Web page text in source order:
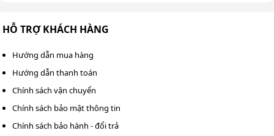
cầm tay Garrett MD-200 đảm bảo hiệu quả và bền bỉ.
cất trong hộp đựng chuyên dụng hoặc tủ chống ẩm
để tăng độ bền.
Khi không sử dụng trong thời gian dài, nên tháo pin
ra khỏi máy nhằm tránh tình trạng pin bị rò rỉ hoặc
chảy nước.
HỖ TRỢ KHÁCH HÀNG
Hướng dẫn mua hàng
Hướng dẫn thanh toán
Chính sách vận chuyển
Chính sách bảo mật thông tin
Chính sách bảo hành - đổi trả